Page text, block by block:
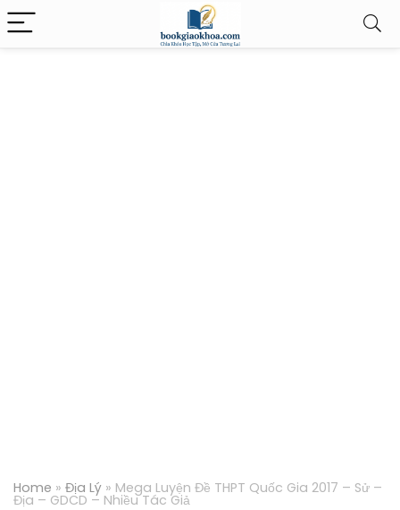
Home » Địa Lý » Mega Luyện Đề THPT Quốc Gia 2017 – Sử –
Địa – GDCD – Nhiều Tác Giả